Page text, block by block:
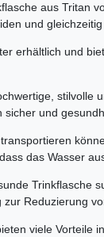
aus Tritan
und
erhältlich und
stilvolle
und
das Wasser
Trinkflasche
Reduzierung
viele Vorteile